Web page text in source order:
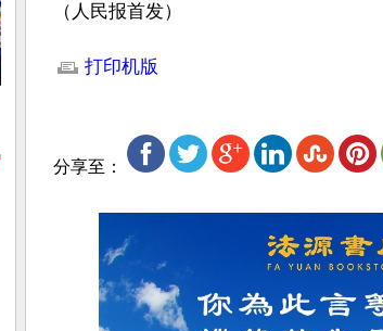
（人民报首发）
打印机版
分享至：